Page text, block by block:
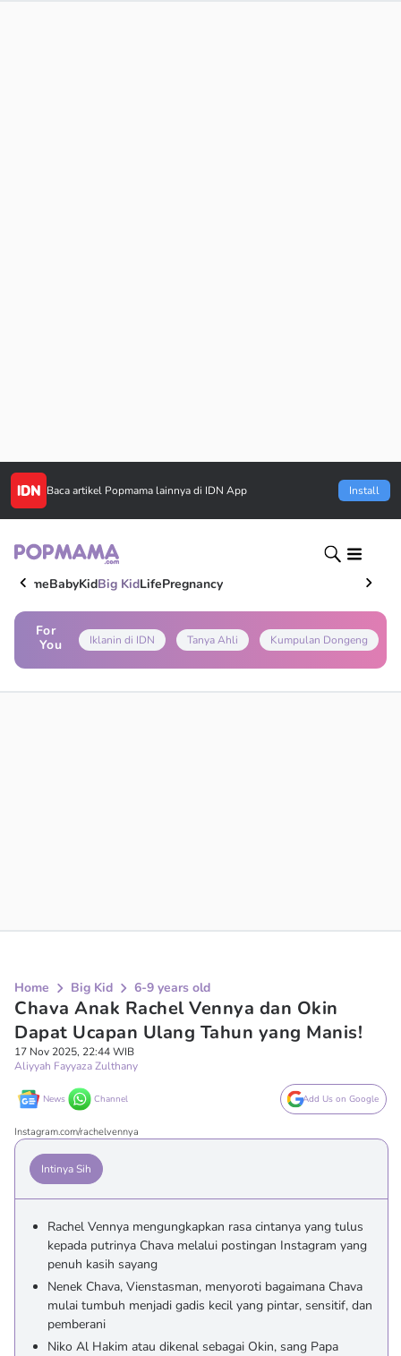
Baca artikel Popmama lainnya di IDN App Install
HomeBabyKidBig KidLifePregnancy
For
You
Iklanin di IDN Tanya Ahli Kumpulan Dongeng
Home Big Kid 6-9 years old
Chava Anak Rachel Vennya dan Okin
Dapat Ucapan Ulang Tahun yang Manis!
17 Nov 2025, 22:44 WIB
Aliyyah Fayyaza Zulthany
News Channel Add Us on Google
Instagram.com/rachelvennya
Intinya Sih
Rachel Vennya mengungkapkan rasa cintanya yang tulus
kepada putrinya Chava melalui postingan Instagram yang
penuh kasih sayang
Nenek Chava, Vienstasman, menyoroti bagaimana Chava
mulai tumbuh menjadi gadis kecil yang pintar, sensitif, dan
pemberani
Niko Al Hakim atau dikenal sebagai Okin, sang Papa